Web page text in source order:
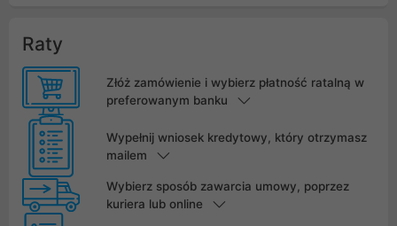
Raty
Złóż zamówienie i wybierz płatność ratalną w
preferowanym banku
Wypełnij wniosek kredytowy, który otrzymasz
mailem
Wybierz sposób zawarcia umowy, poprzez
kuriera lub online